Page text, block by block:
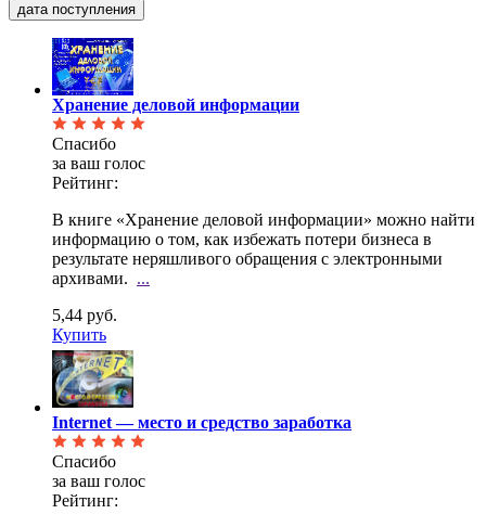
дата поступления
Хранение деловой информации
Спасибо
за ваш голос
Рейтинг:
В книге «Хранение деловой информации» можно найти
информацию о том, как избежать потери бизнеса в
результате неряшливого обращения с электронными
архивами. ...
5,44 руб.
Купить
Internet — место и средство заработка
Спасибо
за ваш голос
Рейтинг: